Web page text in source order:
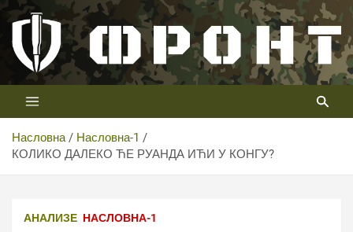
Скип
цонтент
Телевизија ФРОНТ
Први војни канал у Србији
Насловна
Насловна-1
КОЛИКО ДАЛЕКО ЋЕ РУАНДА ИЋИ У КОНГУ?
АНАЛИЗЕ НАСЛОВНА-1